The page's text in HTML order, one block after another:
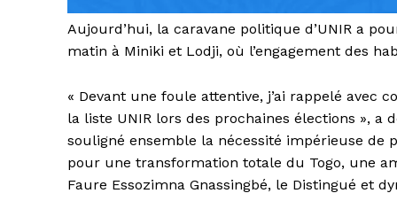
Aujourd’hui, la caravane politique d’UNIR a
matin à Miniki et Lodji, où l’engagement des
« Devant une foule attentive, j’ai rappelé avec
la liste UNIR lors des prochaines élections », a
souligné ensemble la nécessité impérieuse
pour une transformation totale du Togo, une
Faure Essozimna Gnassingbé, le Distingué et